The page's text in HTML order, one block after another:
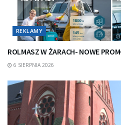
REKLAMY
ROLMASZ W ŻARACH- NOWE
6 SIERPNIA 2026